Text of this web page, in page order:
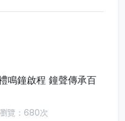
鳴鐘啟程 鐘聲傳承百
覽：680次